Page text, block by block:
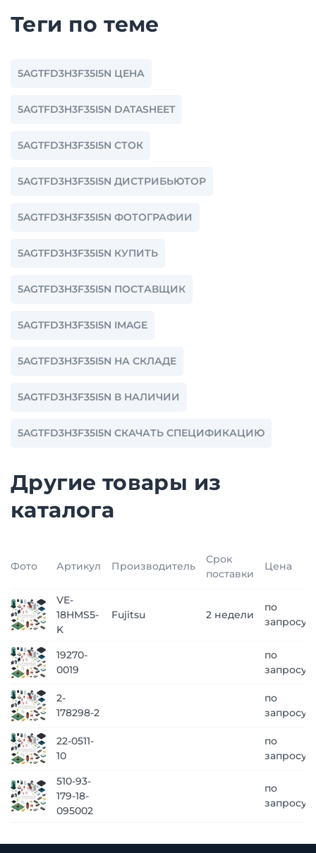
Теги по теме
5AGTFD3H3F35I5N ЦЕНА
5AGTFD3H3F35I5N DATASHEET
5AGTFD3H3F35I5N СТОК
5AGTFD3H3F35I5N ДИСТРИБЬЮТОР
5AGTFD3H3F35I5N ФОТОГРАФИИ
5AGTFD3H3F35I5N КУПИТЬ
5AGTFD3H3F35I5N ПОСТАВЩИК
5AGTFD3H3F35I5N IMAGE
5AGTFD3H3F35I5N НА СКЛАДЕ
5AGTFD3H3F35I5N В НАЛИЧИИ
5AGTFD3H3F35I5N СКАЧАТЬ СПЕЦИФИКАЦИЮ
Другие товары из
каталога
Фото Артикул Производитель
Срок
поставки
Цена
VE-
18HMS5-
K
Fujitsu 2 недели
по
запросу
19270-
0019
по
запросу
2-
178298-2
по
запросу
22-0511-
10
по
запросу
510-93-
179-18-
095002
по
запросу